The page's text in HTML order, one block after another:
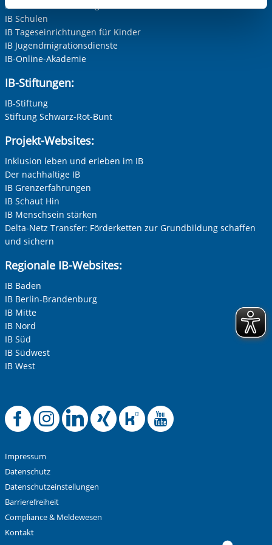
aufgerufenen und somit gewünschten Website-
Funktionen sind. Diese Cookies setzen wir aufgrund
berechtigter Interessen und daher unabhängig von einer
Einwilligung.
IB Personalentwicklung
IB Schulen
IB Tageseinrichtungen für Kinder
IB Jugendmigrationsdienste
IB-Online-Akademie
IB-Stiftungen:
IB-Stiftung
Stiftung Schwarz-Rot-Bunt
Projekt-Websites:
Inklusion leben und erleben im IB
Der nachhaltige IB
IB Grenzerfahrungen
IB Schaut Hin
IB Menschsein stärken
Delta-Netz Transfer: Förderketten zur Grundbildung schaffen
und sichern
Regionale IB-Websites:
IB Baden
IB Berlin-Brandenburg
IB Mitte
IB Nord
IB Süd
IB Südwest
IB West
Offizielle
Offizielle
Offizielle
Offizielle
Offizielle
Impressum
Datenschutz
Datenschutzeinstellungen
Barrierefreiheit
Compliance & Meldewesen
Kontakt